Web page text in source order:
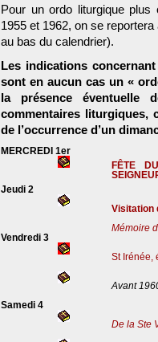
Pour un ordo liturgique plus
1955 et 1962, on se
au bas du calendrier).
Les indications
sont en aucun cas un «
la présence éventuelle
commentaires liturgiques,
de l’occurrence d’un
MERCREDI 1er
FÊTE
Jeudi 2
Visitation
Mémoire
Vendredi 3
St Irénée,
Avant
Samedi 4
De la Ste